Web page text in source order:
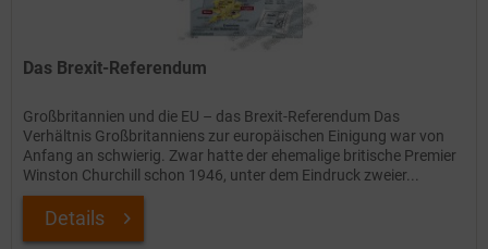
Das Brexit-Referendum
Großbritannien und die EU – das Brexit-Referendum Das
Verhältnis Großbritanniens zur europäischen Einigung war von
Anfang an schwierig. Zwar hatte der ehemalige britische Premier
Winston Churchill schon 1946, unter dem Eindruck zweier...
Details